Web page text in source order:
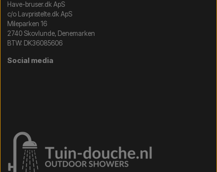
Have-bruser.dk ApS
c/o Lavpristelte.dk ApS
Mileparken 16
2740 Skovlunde, Denemarken
BTW: DK36085606
Social media